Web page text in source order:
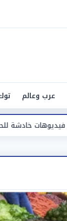
عرب وعالم
ارتفاع